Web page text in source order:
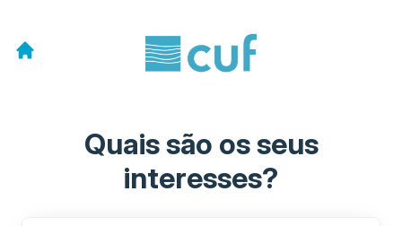
Quais são os seus
interesses?